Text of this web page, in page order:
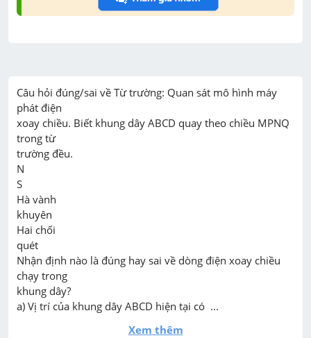
Câu hỏi đúng/sai về Từ trường: Quan sát mô hình máy
phát điện
xoay chiều. Biết khung dây ABCD quay theo chiều MPNQ
trong từ
trường đều.
N
S
Hà vành
khuyên
Hai chối
quét
Nhận định nào là đúng hay sai về dòng điện xoay chiều
chạy trong
khung dây?
a) Vị trí của khung dây ABCD hiện tại có  ...
Xem thêm